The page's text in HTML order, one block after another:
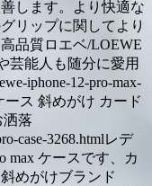
します。より快適な
リップに関してより
品質ロエベ/LOEWE
芸能人も随分に愛用
iphone-12-pro-max-
ース 斜めがけ カード
洒落
case-3268.htmlレデ
max ケースです、カ
めがけブランド